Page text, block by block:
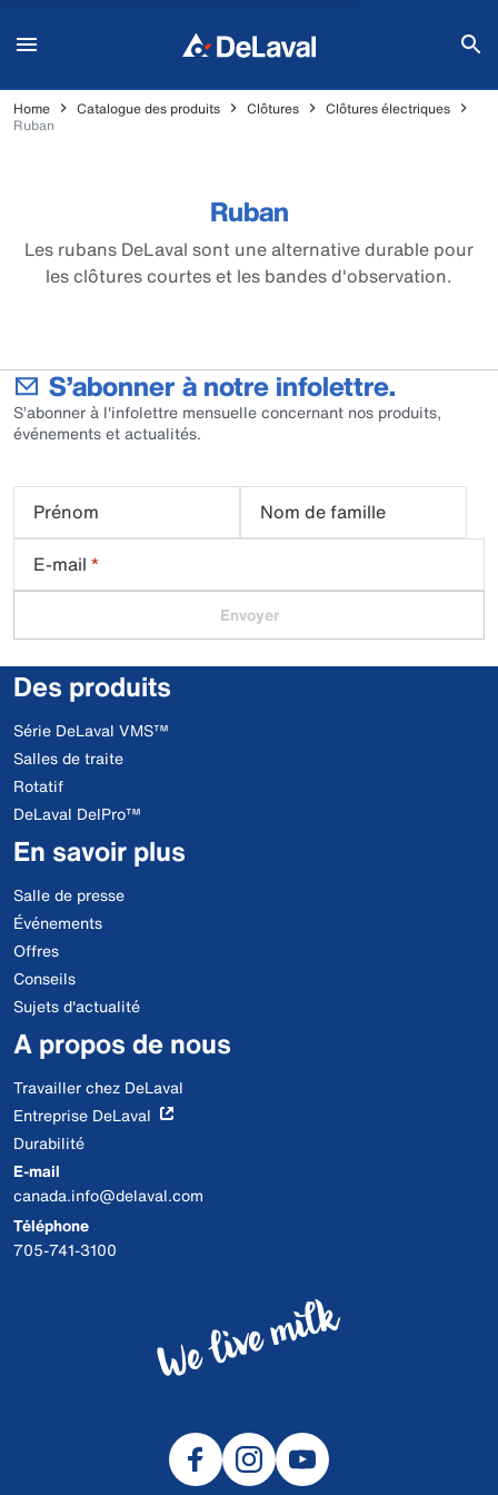
Home Catalogue des produits Clôtures
Clôtures électriques
Ruban
Ruban
Les rubans DeLaval sont une alternative durable pour
les clôtures courtes et les bandes d'observation.
S’abonner à notre infolettre.
S’abonner à l'infolettre mensuelle concernant nos produits,
événements et actualités.
Prénom
Nom de famille
E-mail *
Envoyer
Des produits
Série DeLaval VMS™
Salles de traite
Rotatif
DeLaval DelPro™
En savoir plus
Salle de presse
Événements
Offres
Conseils
Sujets d'actualité
A propos de nous
Travailler chez DeLaval
Entreprise DeLaval
Durabilité
E-mail
canada.info@delaval.com
Téléphone
705-741-3100